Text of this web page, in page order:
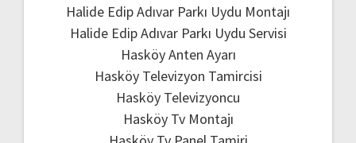
Halide Edip Adıvar Parkı Uydu Montajı
Halide Edip Adıvar Parkı Uydu Servisi
Hasköy Anten Ayarı
Hasköy Televizyon Tamircisi
Hasköy Televizyoncu
Hasköy Tv Montajı